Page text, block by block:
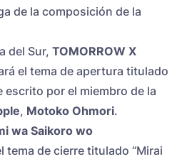
de la composición de la
del Sur, TOMORROW X
el tema de apertura titulado
escrito por el miembro de la
, Motoko Ohmori.
wa Saikoro wo
tema de cierre titulado “Mirai